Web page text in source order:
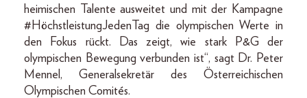
heimischen Talente ausweitet und mit der Kampagne
#HöchstleistungJedenTag die olympischen Werte in
den Fokus rückt. Das zeigt, wie stark P&G der
olympischen Bewegung verbunden ist“, sagt Dr. Peter
Mennel, Generalsekretär des Österreichischen
Olympischen Comités.